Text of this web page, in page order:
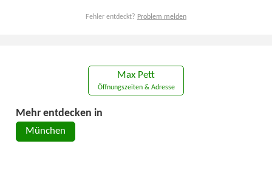
Fehler entdeckt? Problem melden
Max Pett
Öffnungszeiten & Adresse
Mehr entdecken in
München